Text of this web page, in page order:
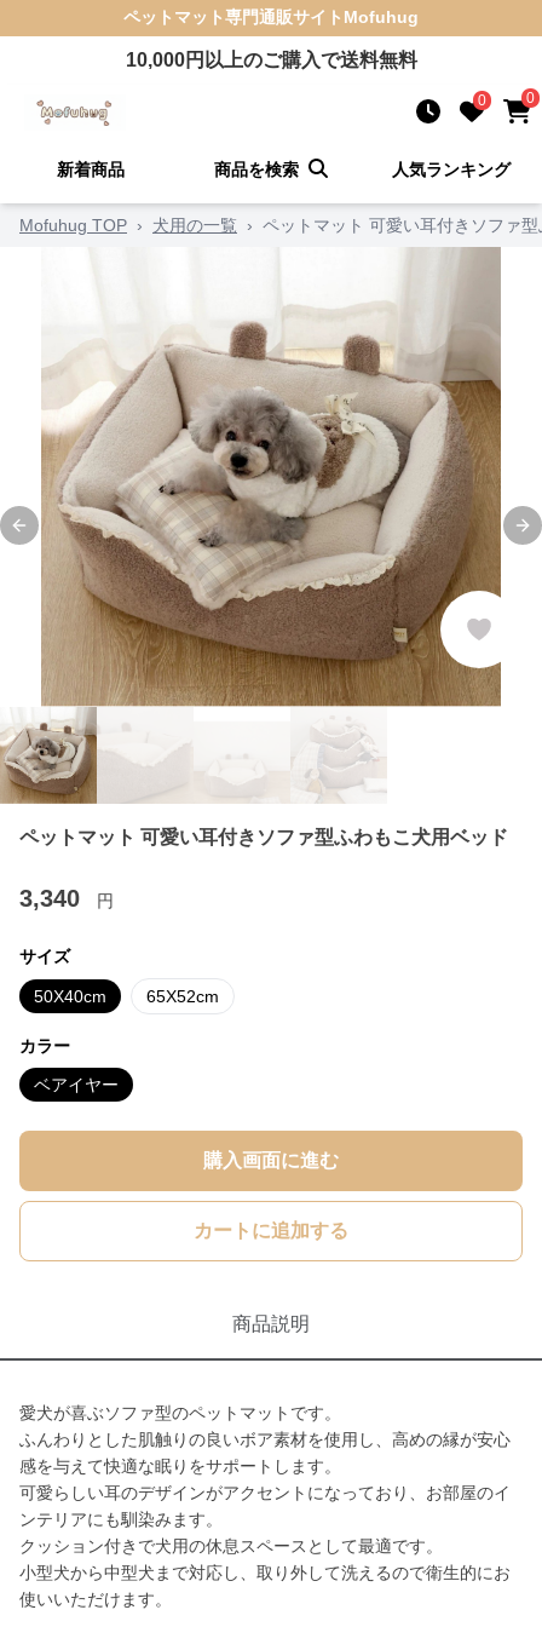
ペットマット専門通販サイト Mofuhug
10,000円以上のご購入で送料無料
0 0
新着商品 商品を検索 人気ランキング
Mofuhug TOP › 犬用の一覧 › ペットマット 可愛い耳付きソファ
Previous slide
ペットマット 可愛い耳付きソファ型ふわもこ犬用ベッド
3,340 円
サイズ
50X40cm 65X52cm
カラー
ベアイヤー
購入画面に進む
カートに追加する
商品説明
愛犬が喜ぶソファ型のペットマットです。
ふんわりとした肌触りの良いボア素材を使用し、高めの縁が安心
感を与えて快適な眠りをサポートします。
可愛らしい耳のデザインがアクセントになっており、お部屋のイ
ンテリアにも馴染みます。
クッション付きで犬用の休息スペースとして最適です。
小型犬から中型犬まで対応し、取り外して洗えるので衛生的にお
使いいただけます。